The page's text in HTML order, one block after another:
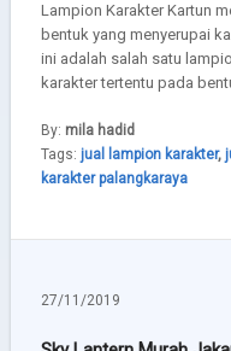
Lampion Karakter Kartun
bentuk yang menyerupai
ini adalah salah satu
karakter tertentu pada
By: mila hadid
Tags: jual lampion karakter,
karakter palangkaraya
27/11/2019